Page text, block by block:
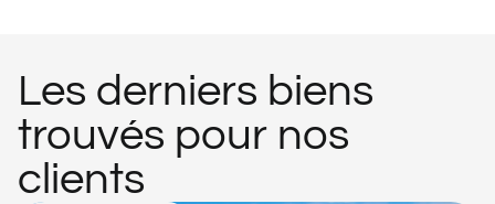
Les derniers biens
trouvés pour nos
clients